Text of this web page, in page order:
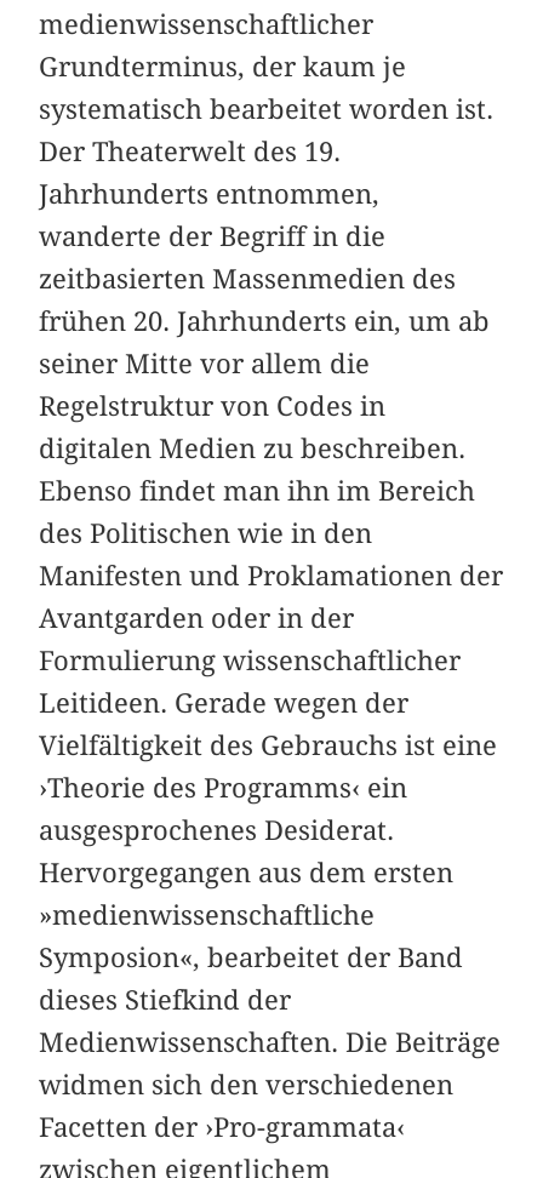
medienwissenschaftlicher
Grundterminus, der kaum je
systematisch bearbeitet worden ist.
Der Theaterwelt des 19.
Jahrhunderts entnommen,
wanderte der Begriff in die
zeitbasierten Massenmedien des
frühen 20. Jahrhunderts ein, um ab
seiner Mitte vor allem die
Regelstruktur von Codes in
digitalen Medien zu beschreiben.
Ebenso findet man ihn im Bereich
des Politischen wie in den
Manifesten und Proklamationen der
Avantgarden oder in der
Formulierung wissenschaftlicher
Leitideen. Gerade wegen der
Vielfältigkeit des Gebrauchs ist eine
›Theorie des Programms‹ ein
ausgesprochenes Desiderat.
Hervorgegangen aus dem ersten
»medienwissenschaftliche
Symposion«, bearbeitet der Band
dieses Stiefkind der
Medienwissenschaften. Die Beiträge
widmen sich den verschiedenen
Facetten der ›Pro-grammata‹
zwischen eigentlichem